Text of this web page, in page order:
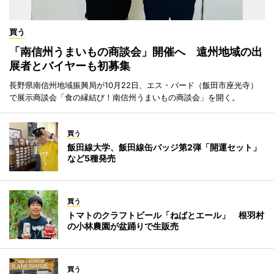
買う
「南信州うまいもの商談会」開催へ 遠州地域の出
展者とバイヤーも初募集
長野県南信州地域振興局が10月22日、エス・バード（飯田市座光寺）
で展示商談会「食の縁結び！南信州うまいもの商談会」を開く。
買う
飯田線大学、飯田線缶バッジ第2弾「開運セット」
など5種発売
買う
トマトのクラフトビール「ねばとエール」 根羽村
の小林農園が盆踊りで生販売
買う